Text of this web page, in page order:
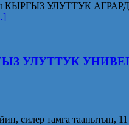
КЫРГЫЗ УЛУТТУК
УЛУТТУК
силер тамга